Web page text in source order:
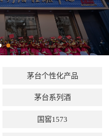
茅台个性化产品
茅台系列酒
国窖1573